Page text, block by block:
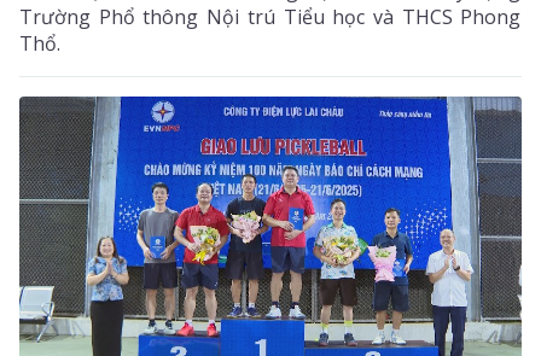
Trường Phổ thông Nội trú Tiểu học và THCS Phong
Thổ.